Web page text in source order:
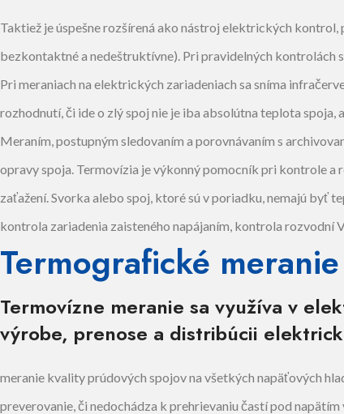
Taktiež je úspešne rozšírená ako nástroj elektrických
bezkontaktné a nedeštruktívne). Pri pravidelných kontrolách
Pri meraniach na elektrických zariadeniach sa sníma
rozhodnutí, či ide o zlý spoj nie je iba absolútna teplota
Meraním, postupným sledovaním a porovnávaním s
opravy spoja. Termovízia je výkonný pomocník pri kontrole
zaťažení. Svorka alebo spoj, ktoré sú v poriadku, nemajú byť
kontrola zariadenia zaisteného napájaním, kontrola
Termografické
Termovízne meranie sa využíva v
výrobe, prenose a distribúcii
meranie kvality prúdových spojov na všetkých napäťových
preverovanie, či nedochádza k prehrievaniu častí pod